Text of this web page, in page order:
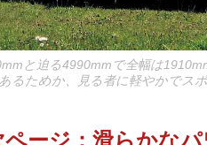
と迫る4990mmで全幅は
るためか、見る者に軽やかでス
ージ：滑らかなパ